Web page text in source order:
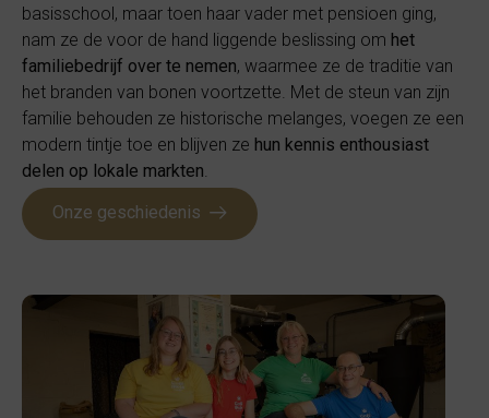
basisschool, maar toen haar vader met pensioen ging,
nam ze de voor de hand liggende beslissing om het
familiebedrijf over te nemen, waarmee ze de traditie van
het branden van bonen voortzette. Met de steun van zijn
familie behouden ze historische melanges, voegen ze een
modern tintje toe en blijven ze hun kennis enthousiast
delen op lokale markten.
Onze geschiedenis